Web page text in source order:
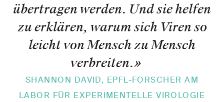
übertragen werden. Und sie helfen
zu erklären, warum sich Viren so
leicht von Mensch zu Mensch
verbreiten.»
SHANNON DAVID, EPFL-FORSCHER AM
LABOR FÜR EXPERIMENTELLE VIROLOGIE